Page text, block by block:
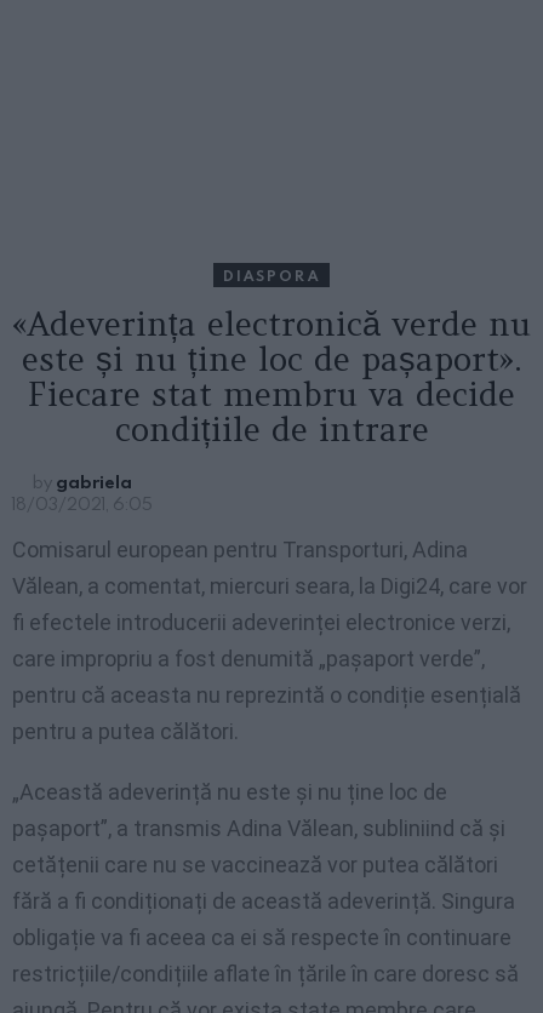
DIASPORA
«Adeverința electronică verde nu
este și nu ține loc de pașaport».
Fiecare stat membru va decide
condițiile de intrare
by gabriela
18/03/2021, 6:05
Comisarul european pentru Transporturi, Adina
Vălean, a comentat, miercuri seara, la Digi24, care vor
fi efectele introducerii adeverinței electronice verzi,
care impropriu a fost denumită „pașaport verde”,
pentru că aceasta nu reprezintă o condiție esențială
pentru a putea călători.
„Această adeverință nu este și nu ține loc de
pașaport”, a transmis Adina Vălean, subliniind că și
cetățenii care nu se vaccinează vor putea călători
fără a fi condiționați de această adeverință. Singura
obligație va fi aceea ca ei să respecte în continuare
restricțiile/condițiile aflate în țările în care doresc să